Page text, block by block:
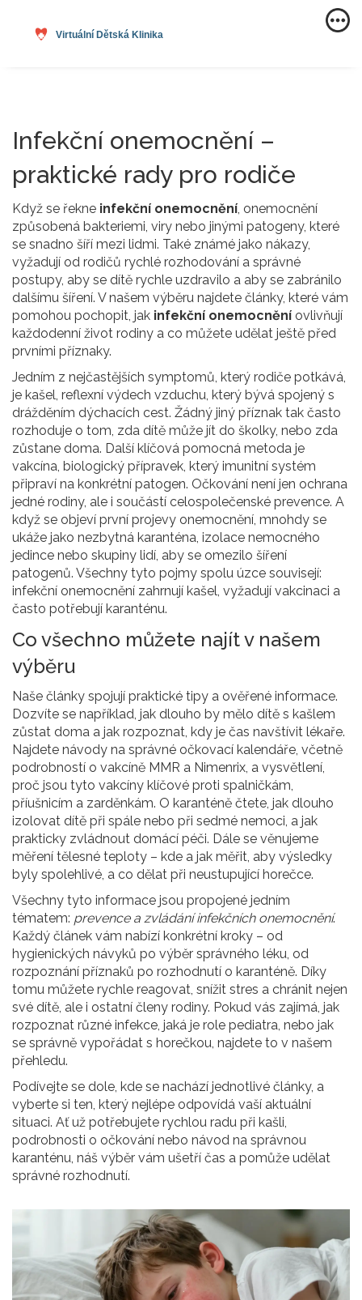
Infekční onemocnění –
praktické rady pro rodiče
Když se řekne infekční onemocnění, onemocnění
způsobená bakteriemi, viry nebo jinými patogeny, které
se snadno šíří mezi lidmi. Také známé jako nákazy,
vyžadují od rodičů rychlé rozhodování a správné
postupy, aby se dítě rychle uzdravilo a aby se zabránilo
dalšímu šíření. V našem výběru najdete články, které vám
pomohou pochopit, jak infekční onemocnění ovlivňují
každodenní život rodiny a co můžete udělat ještě před
prvními příznaky.
Jedním z nejčastějších symptomů, který rodiče potkává,
je kašel, reflexní výdech vzduchu, který bývá spojený s
drážděním dýchacích cest. Žádný jiný příznak tak často
rozhoduje o tom, zda dítě může jít do školky, nebo zda
zůstane doma. Další klíčová pomocná metoda je
vakcína, biologický přípravek, který imunitní systém
připraví na konkrétní patogen. Očkování není jen ochrana
jedné rodiny, ale i součástí celospolečenské prevence. A
když se objeví první projevy onemocnění, mnohdy se
ukáže jako nezbytná karanténa, izolace nemocného
jedince nebo skupiny lidí, aby se omezilo šíření
patogenů. Všechny tyto pojmy spolu úzce souvisejí:
infekční onemocnění zahrnují kašel, vyžadují vakcinaci a
často potřebují karanténu.
Co všechno můžete najít v našem
výběru
Naše články spojují praktické tipy a ověřené informace.
Dozvíte se například, jak dlouho by mělo dítě s kašlem
zůstat doma a jak rozpoznat, kdy je čas navštívit lékaře.
Najdete návody na správné očkovací kalendáře, včetně
podrobností o vakcíně MMR a Nimenrix, a vysvětlení,
proč jsou tyto vakcíny klíčové proti spalničkám,
příušnicím a zarděnkám. O karanténě čtete, jak dlouho
izolovat dítě při spále nebo při sedmé nemoci, a jak
prakticky zvládnout domácí péči. Dále se věnujeme
měření tělesné teploty – kde a jak měřit, aby výsledky
byly spolehlivé, a co dělat při neustupující horečce.
Všechny tyto informace jsou propojené jedním
tématem: prevence a zvládání infekčních onemocnění.
Každý článek vám nabízí konkrétní kroky – od
hygienických návyků po výběr správného léku, od
rozpoznání příznaků po rozhodnutí o karanténě. Díky
tomu můžete rychle reagovat, snížit stres a chránit nejen
své dítě, ale i ostatní členy rodiny. Pokud vás zajímá, jak
rozpoznat různé infekce, jaká je role pediatra, nebo jak
se správně vypořádat s horečkou, najdete to v našem
přehledu.
Podívejte se dole, kde se nachází jednotlivé články, a
vyberte si ten, který nejlépe odpovídá vaší aktuální
situaci. Ať už potřebujete rychlou radu při kašli,
podrobnosti o očkování nebo návod na správnou
karanténu, náš výběr vám ušetří čas a pomůže udělat
správné rozhodnutí.